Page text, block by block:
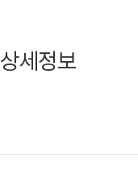
상세정보